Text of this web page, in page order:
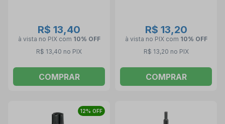
R$ 13,40
à vista no PIX com 10% OFF
R$ 13,40 no PIX
COMPRAR
R$ 13,20
à vista no PIX com 10% OFF
R$ 13,20 no PIX
COMPRAR
12% OFF